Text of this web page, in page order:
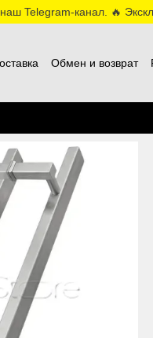
Telegram-канал. 🔥
Обмен и возврат